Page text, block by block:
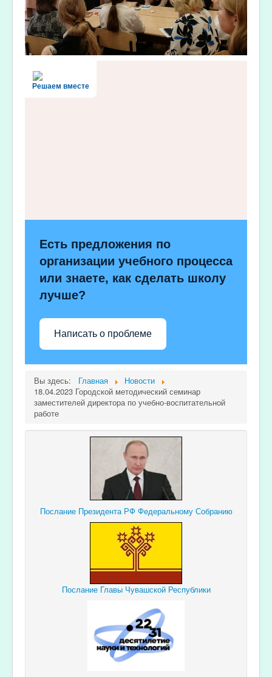
Решаем вместе
Есть предложения по
организации учебного процесса
или знаете, как сделать школу
лучше?
Написать о проблеме
Вы здесь: Главная
Новости
18.04.2023 Городской методический семинар
заместителей директора по учебно-воспитательной
работе
Послание Президента РФ Федеральному Собранию
Послание Главы Чувашской Республики